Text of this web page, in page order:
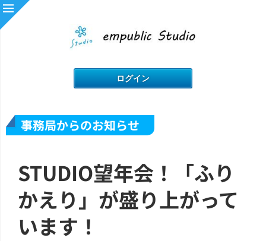
事務局からのお知らせ
STUDIO望年会！「ふり
かえり」が盛り上がって
います！